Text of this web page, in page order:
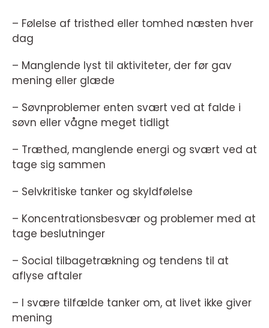
– Følelse af tristhed eller tomhed næsten hver
dag
– Manglende lyst til aktiviteter, der før gav
mening eller glæde
– Søvnproblemer enten svært ved at falde i
søvn eller vågne meget tidligt
– Træthed, manglende energi og svært ved at
tage sig sammen
– Selvkritiske tanker og skyldfølelse
– Koncentrationsbesvær og problemer med at
tage beslutninger
– Social tilbagetrækning og tendens til at
aflyse aftaler
– I svære tilfælde tanker om, at livet ikke giver
mening